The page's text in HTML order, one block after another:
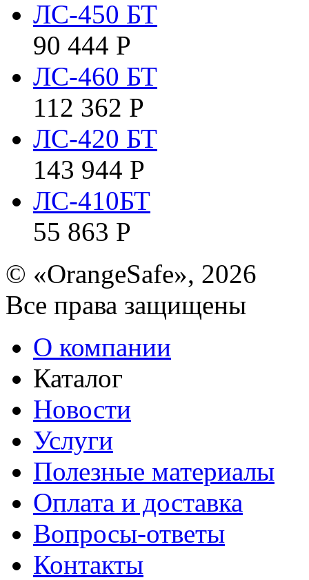
ЛС-450 БТ
90 444 Р
ЛС-460 БТ
112 362 Р
ЛС-420 БТ
143 944 Р
ЛС-410БТ
55 863 Р
© «OrangeSafe», 2026
Все права защищены
О компании
Каталог
Новости
Услуги
Полезные материалы
Оплата и доставка
Вопросы-ответы
Контакты